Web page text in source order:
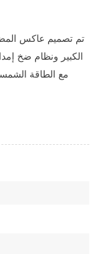
الكبير ونظام ضخ
مع الطاقة